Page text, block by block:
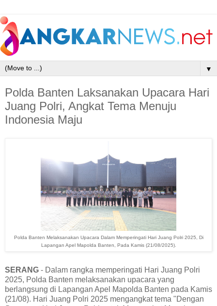
▼
Polda Banten Laksanakan Upacara Hari
Juang Polri, Angkat Tema Menuju
Indonesia Maju
Polda Banten Melaksanakan Upacara Dalam Memperingati Hari Juang Polri 2025, Di
Lapangan Apel Mapolda Banten, Pada Kamis (21/08/2025).
SERANG - Dalam rangka memperingati Hari Juang Polri
2025, Polda Banten melaksanakan upacara yang
berlangsung di Lapangan Apel Mapolda Banten pada Kamis
(21/08). Hari Juang Polri 2025 mengangkat tema "Dengan